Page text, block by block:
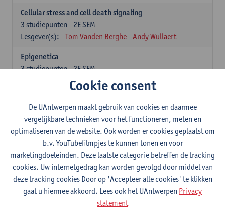
Cellular stress and cell death signaling
2E SEM
3 studiepunten
Lesgever(s):
Tom Vanden Berghe Andy Wullaert
Epigenetica
2E SEM
3studiepunten
Wim Vanden Berghe
2E SEM
studiepunten
Lesgever(s):
Erik Fransen Kris Laukens
Laboratory Animal Science (core module)
2E SEM
6studiepunten
Lesgever(s):
Chris Van Ginneken Debby Van Dam
Bio-ethics
Cookie consent
De UAntwerpen maakt gebruik van cookies en daarmee
vergelijkbare technieken voor het functioneren, meten en
optimaliseren van de website. Ook worden er cookies geplaatst om
b.v. YouTubefilmpjes te kunnen tonen en voor
marketingdoeleinden. Deze laatste categorie betreffen de tracking
cookies. Uw internetgedrag kan worden gevolgd door middel van
deze tracking cookies Door op 'Accepteer alle cookies' te klikken
gaat u hiermee akkoord. Lees ook het UAntwerpen Privacy
statement